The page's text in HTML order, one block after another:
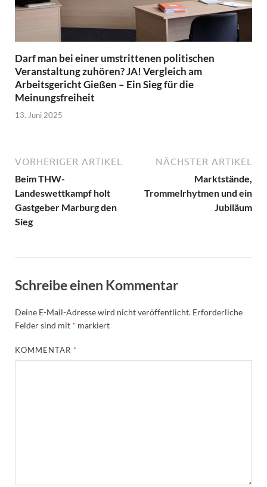
Darf man bei einer umstrittenen politischen
Veranstaltung zuhören? JA! Vergleich am
Arbeitsgericht Gießen – Ein Sieg für die
Meinungsfreiheit
13. Juni 2025
VORHERIGER ARTIKEL
Beim THW-
Landeswettkampf holt
Gastgeber Marburg den
Sieg
NÄCHSTER ARTIKEL
Marktstände,
Trommelrhytmen und ein
Jubiläum
Schreibe einen Kommentar
Deine E-Mail-Adresse wird nicht veröffentlicht. Erforderliche
Felder sind mit * markiert
KOMMENTAR *